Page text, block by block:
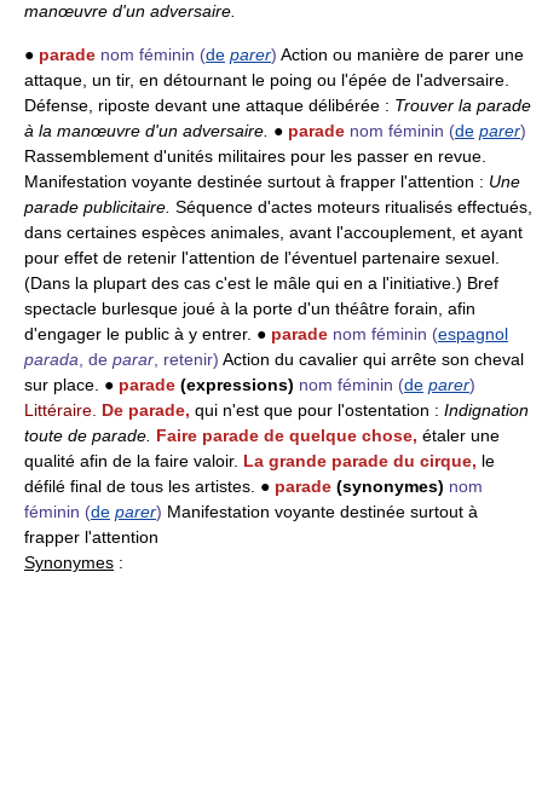
manœuvre d'un adversaire.
● parade nom féminin (de parer) Action ou manière de parer une
attaque, un tir, en détournant le poing ou l'épée de l'adversaire.
Défense, riposte devant une attaque délibérée : Trouver la parade
à la manœuvre d'un adversaire. ● parade nom féminin (de parer)
Rassemblement d'unités militaires pour les passer en revue.
Manifestation voyante destinée surtout à frapper l'attention : Une
parade publicitaire. Séquence d'actes moteurs ritualisés effectués,
dans certaines espèces animales, avant l'accouplement, et ayant
pour effet de retenir l'attention de l'éventuel partenaire sexuel.
(Dans la plupart des cas c'est le mâle qui en a l'initiative.) Bref
spectacle burlesque joué à la porte d'un théâtre forain, afin
d'engager le public à y entrer. ● parade nom féminin (espagnol
parada , de parar , retenir) Action du cavalier qui arrête son cheval
sur place. ● parade (expressions) nom féminin (de parer)
Littéraire. De parade, qui n'est que pour l'ostentation : Indignation
toute de parade. Faire parade de quelque chose, étaler une
qualité afin de la faire valoir. La grande parade du cirque, le
défilé final de tous les artistes. ● parade (synonymes) nom
féminin (de parer) Manifestation voyante destinée surtout à
frapper l'attention
Synonymes :